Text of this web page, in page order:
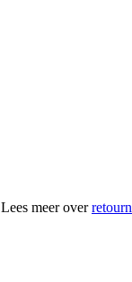
meer over